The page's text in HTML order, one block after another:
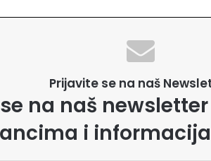
Prijavite se na naš
na naš
i